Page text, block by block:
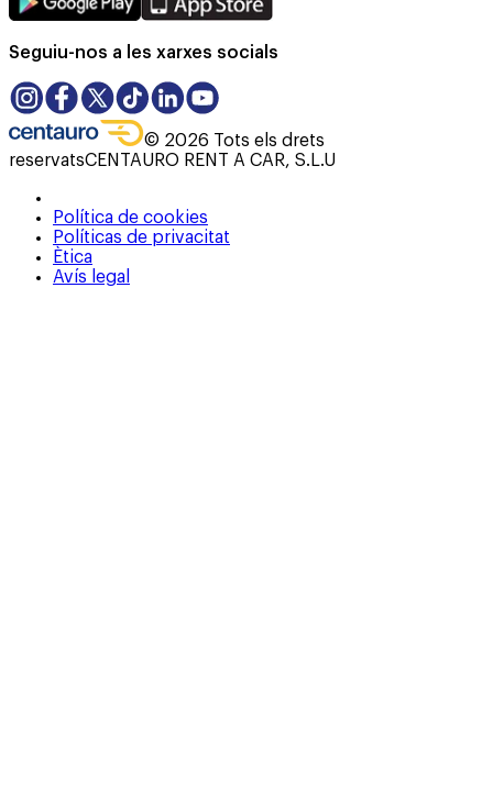
Seguiu-nos a les xarxes socials
© 2026 Tots els drets
reservatsCENTAURO RENT A CAR, S.L.U
Política de cookies
Políticas de privacitat
Ètica
Avís legal